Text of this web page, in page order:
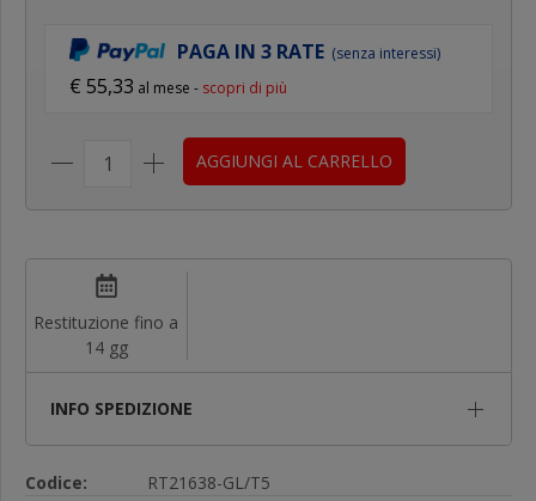
PAGA IN 3 RATE (senza interessi)
€ 55,33 al mese - scopri di più
AGGIUNGI AL CARRELLO
Restituzione fino a
14 gg
INFO SPEDIZIONE
Codice: RT21638-GL/T5